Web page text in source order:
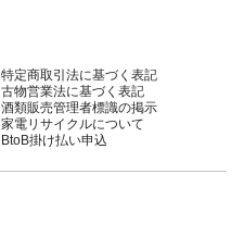
特定商取引法に基づく表記
古物営業法に基づく表記
酒類販売管理者標識の掲示
家電リサイクルについて
BtoB掛け払い申込